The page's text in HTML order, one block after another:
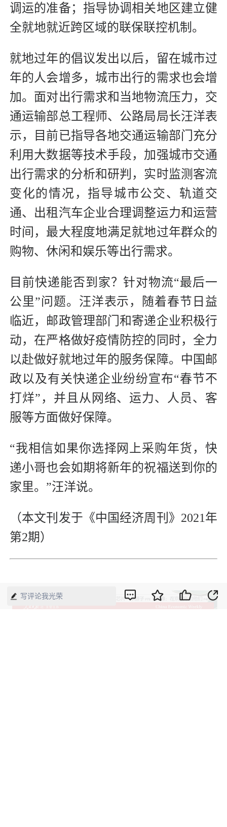
调运的准备；指导协调相关地区建立健
全就地就近跨区域的联保联控机制。
就地过年的倡议发出以后，留在城市过
年的人会增多，城市出行的需求也会增
加。面对出行需求和当地物流压力，交
通运输部总工程师、公路局局长汪洋表
示，目前已指导各地交通运输部门充分
利用大数据等技术手段，加强城市交通
出行需求的分析和研判，实时监测客流
变化的情况，指导城市公交、轨道交
通、出租汽车企业合理调整运力和运营
时间，最大程度地满足就地过年群众的
购物、休闲和娱乐等出行需求。
目前快递能否到家？针对物流“最后一
公里”问题。汪洋表示，随着春节日益
临近，邮政管理部门和寄递企业积极行
动，在严格做好疫情防控的同时，全力
以赴做好就地过年的服务保障。中国邮
政以及有关快递企业纷纷宣布“春节不
打烊”，并且从网络、运力、人员、客
服等方面做好保障。
“我相信如果你选择网上采购年货，快
递小哥也会如期将新年的祝福送到你的
家里。”汪洋说。
（本文刊发于《中国经济周刊》2021年
第2期）
写评论我光荣